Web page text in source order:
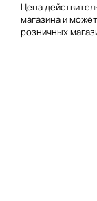
Цена
магазина и
розничных